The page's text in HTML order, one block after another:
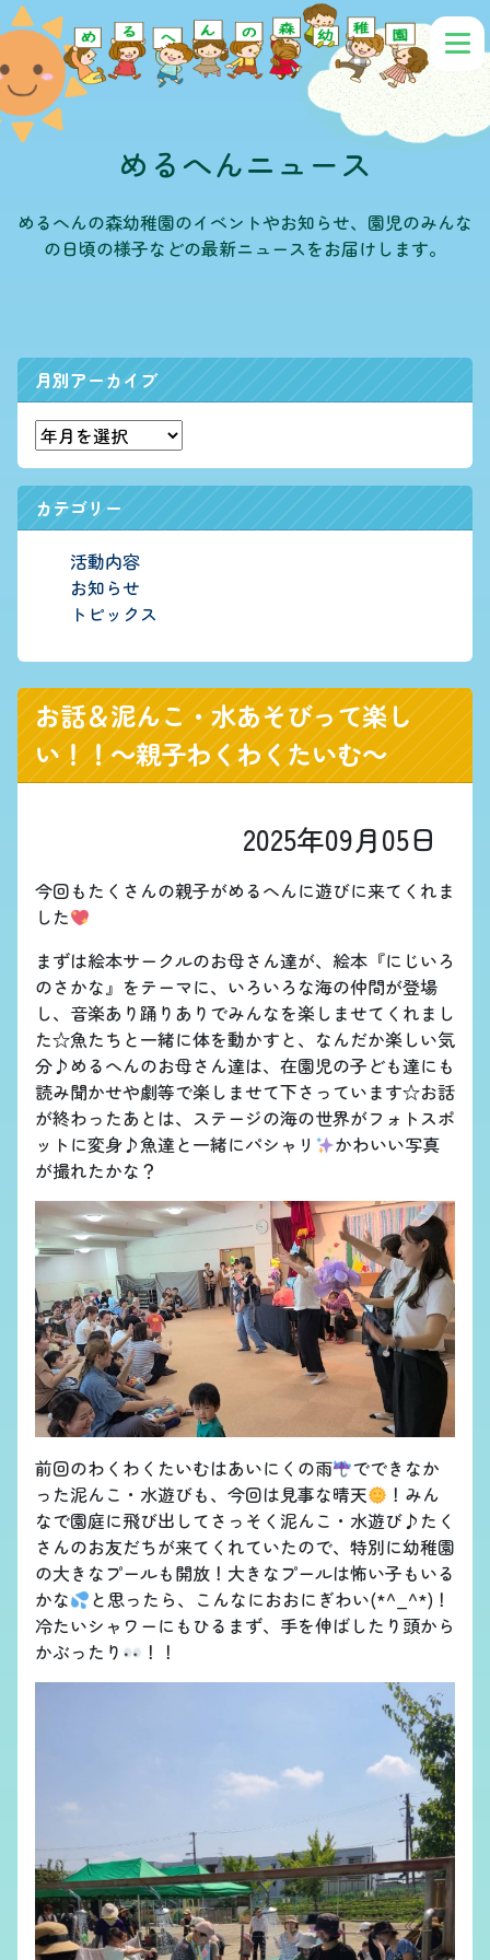
めるへんニュース
めるへんの森幼稚園のイベントやお知らせ、園児のみんな
の日頃の様子などの最新ニュースをお届けします。
月別アーカイブ
カテゴリー
活動内容
お知らせ
トピックス
お話＆泥んこ・水あそびって楽し
い！！～親子わくわくたいむ～
2025年09月05日
今回もたくさんの親子がめるへんに遊びに来てくれま
した
まずは絵本サークルのお母さん達が、絵本『にじいろ
のさかな』をテーマに、いろいろな海の仲間が登場
し、音楽あり踊りありでみんなを楽しませてくれまし
た☆魚たちと一緒に体を動かすと、なんだか楽しい気
分♪めるへんのお母さん達は、在園児の子ども達にも
読み聞かせや劇等で楽しませて下さっています☆お話
が終わったあとは、ステージの海の世界がフォトスポ
ットに変身♪魚達と一緒にパシャリ
かわいい写真
が撮れたかな？
前回のわくわくたいむはあいにくの雨
でできなか
った泥んこ・水遊びも、今回は見事な晴天
！みん
なで園庭に飛び出してさっそく泥んこ・水遊び♪たく
さんのお友だちが来てくれていたので、特別に幼稚園
の大きなプールも開放！大きなプールは怖い子もいる
かな
と思ったら、こんなにおおにぎわい(*^_^*)！
冷たいシャワーにもひるまず、手を伸ばしたり頭から
かぶったり
！！